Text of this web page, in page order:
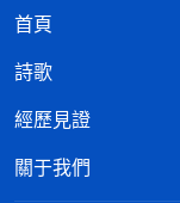
首頁
詩歌
經歷見證
關于我們